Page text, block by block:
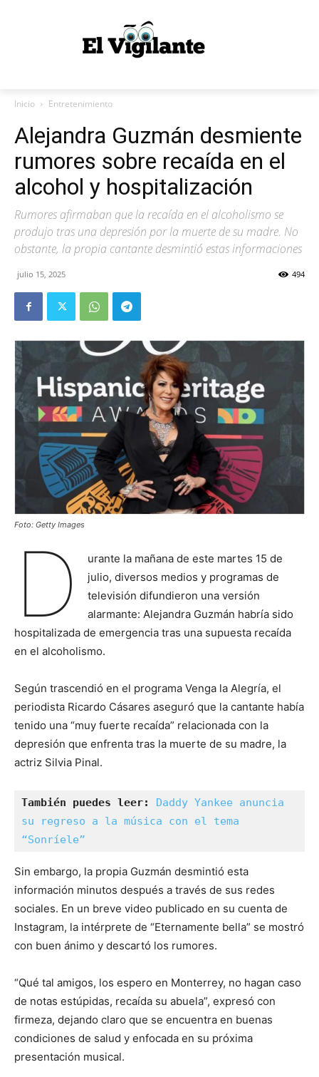
Inicio Entretenimiento
Alejandra Guzmán desmiente
rumores sobre recaída en el
alcohol y hospitalización
Rumores afirmaban que la recaída en el alcoholismo se
produjo tras una depresión por la muerte de su madre. No
obstante, la propia cantante desmintió estas informaciones
julio 15, 2025 494
Foto: Getty Images
D
urante la mañana de este martes 15 de
julio, diversos medios y programas de
televisión difundieron una versión
alarmante: Alejandra Guzmán habría sido
hospitalizada de emergencia tras una supuesta recaída
en el alcoholismo.
Según trascendió en el programa Venga la Alegría, el
periodista Ricardo Cásares aseguró que la cantante había
tenido una “muy fuerte recaída” relacionada con la
depresión que enfrenta tras la muerte de su madre, la
actriz Silvia Pinal.
También puedes leer:
Daddy Yankee anuncia
su regreso a la música con el tema
“Sonríele”
Sin embargo, la propia Guzmán desmintió esta
información minutos después a través de sus redes
sociales. En un breve video publicado en su cuenta de
Instagram, la intérprete de “Eternamente bella” se mostró
con buen ánimo y descartó los rumores.
“Qué tal amigos, los espero en Monterrey, no hagan caso
de notas estúpidas, recaída su abuela”, expresó con
firmeza, dejando claro que se encuentra en buenas
condiciones de salud y enfocada en su próxima
presentación musical.